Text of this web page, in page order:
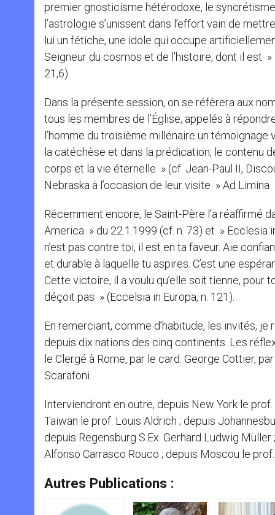
premier gnosticisme hétérodoxe, le
l’astrologie s’unissent dans l’effort vain de
lui un fétiche, une idole qui occupe
Seigneur du cosmos et de l’histoire, dont il est »
21,6).
Dans la présente session, on se réfèrera aux
tous les membres de l’Église, appelés à
l’homme du troisième millénaire un témoignage
la catéchèse et dans la prédication, le contenu
corps et la vie éternelle » (cf. Jean-Paul II,
Nebraska à l’occasion de leur visite » Ad Limina
Récemment encore, le Saint-Père l’a réaffirmé
America » du 22.1.1999 (cf. n. 73) et » Ecclesia
n’est pas contre toi, il est en ta faveur. Aie
et durable à laquelle tu aspires. C’est une
Cette victoire, il a voulu qu’elle soit tienne, pour
déçoit pas » (Eccelsia in Europa, n. 121).
En remerciant, comme d’habitude, les invités,
depuis dix nations des cinq continents. Les
le Clergé à Rome, par le card. George Cottier,
Scarafoni.
Interviendront en outre, depuis New York le
Taiwan le prof. Louis Aldrich ; depuis
depuis Regensburg S.Ex. Gerhard Ludwig
Alfonso Carrasco Rouco ; depuis Moscou le
Autres Publications :